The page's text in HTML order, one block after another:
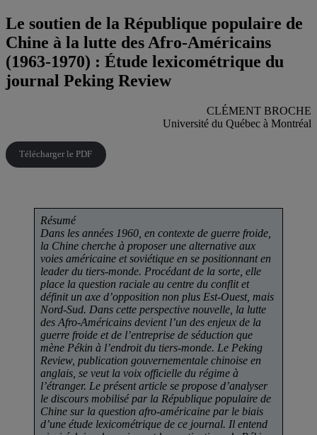
Le soutien de la République populaire de
Chine à la lutte des Afro-Américains
(1963-1970) : Étude lexicométrique du
journal Peking Review
CLÉMENT BROCHE
Université du Québec à Montréal
Télécharger le PDF
Résumé
Dans les années 1960, en contexte de guerre froide,
la Chine cherche à proposer une alternative aux
voies américaine et soviétique en se positionnant en
leader du tiers-monde. Procédant de la sorte, elle
place la question raciale au centre du conflit et
définit un axe d’opposition non plus Est-Ouest, mais
Nord-Sud. Dans cette perspective nouvelle, la lutte
des Afro-Américains devient l’un des enjeux de la
guerre froide et de l’entreprise de séduction que
mène Pékin à l’endroit du tiers-monde. Le Peking
Review, publication gouvernementale chinoise en
anglais, se veut la voix officielle du régime à
l’étranger. Le présent article se propose d’analyser
le discours mobilisé par la République populaire de
Chine sur la question afro-américaine par le biais
d’une étude lexicométrique de ce journal. Il entend